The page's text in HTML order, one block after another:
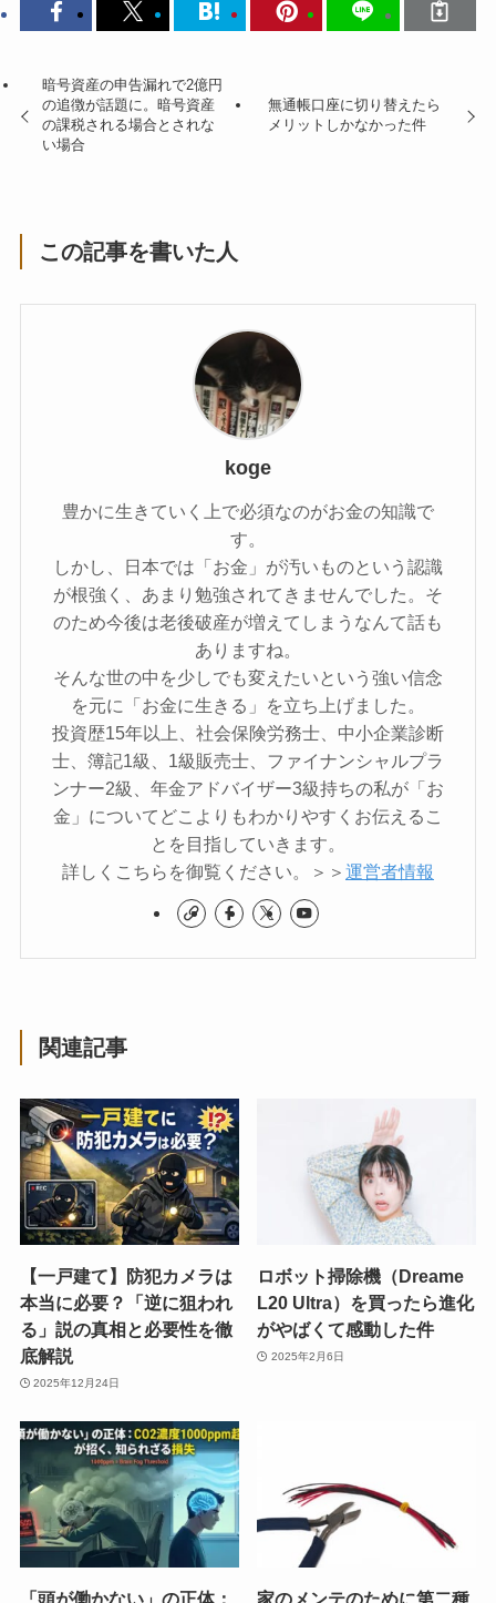
暗号資産の申告漏れで2億円
の追徴が話題に。暗号資産
の課税される場合とされな
い場合
無通帳口座に切り替えたら
メリットしかなかった件
この記事を書いた人
koge
豊かに生きていく上で必須なのがお金の知識で
す。
しかし、日本では「お金」が汚いものという認識
が根強く、あまり勉強されてきませんでした。そ
のため今後は老後破産が増えてしまうなんて話も
ありますね。
そんな世の中を少しでも変えたいという強い信念
を元に「お金に生きる」を立ち上げました。
投資歴15年以上、社会保険労務士、中小企業診断
士、簿記1級、1級販売士、ファイナンシャルプラ
ンナー2級、年金アドバイザー3級持ちの私が「お
金」についてどこよりもわかりやすくお伝えるこ
とを目指していきます。
詳しくこちらを御覧ください。＞＞ 運営者情報
関連記事
【一戸建て】防犯カメラは
本当に必要？「逆に狙われ
る」説の真相と必要性を徹
底解説
2025年12月24日
ロボット掃除機（Dreame
L20 Ultra）を買ったら進化
がやばくて感動した件
2025年2月6日
「頭が働かない」の正体： 家のメンテのために第二種